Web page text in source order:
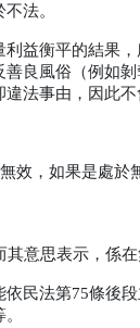
法。
益衡平的結果
良風俗（例如
法事由，因此不
效，如果是處於
意思表示，係
依民法第75條後